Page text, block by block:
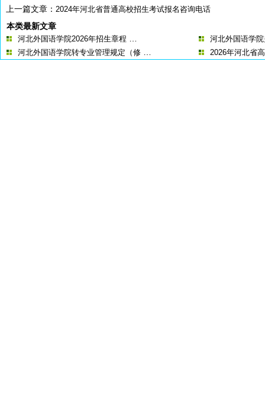
上一篇文章： 2024年河北省普通高校招生考试报名咨询电话
本类最新文章
河北外国语学院2026年招生章程
河北外国语学
河北外国语学院转专业管理规定（修
2026年河北省